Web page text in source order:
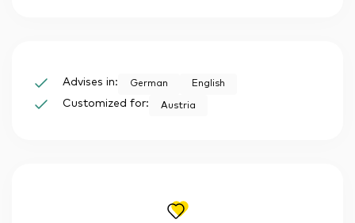
Advises in: German English
Customized for: Austria